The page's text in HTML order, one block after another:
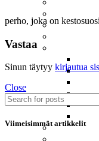
Santikat –
perho, joka on
Vastaa
Sinun täytyy kirjautua
Close
Viimeisimmät artikkelit